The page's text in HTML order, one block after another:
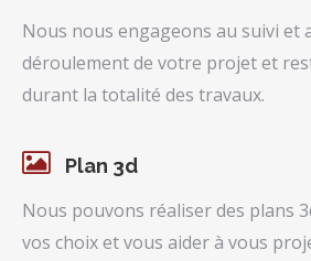
Nous nous engageons au suivi et
déroulement de votre projet et
durant la totalité des travaux.
Plan 3d
Nous pouvons réaliser des plans
vos choix et vous aider à vous